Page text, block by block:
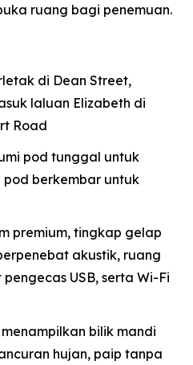
ruang bagi penemuan.
di Dean Street,
laluan Elizabeth di
Road
pod tunggal untuk
berkembar untuk
premium, tingkap gelap
akustik, ruang
USB, serta Wi-Fi
bilik mandi
hujan, paip tanpa